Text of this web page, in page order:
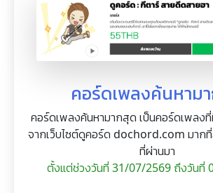
คอร์ดเพลงค้นหาม
คอร์ดเพลงค้นหามากสุด เป็นคอร์ดเพลง
จากเว็บไซต์ดูคอร์ด dochord.com มาก
ที่ผ่านมา
ตั้งแต่ช่วงวันที่ 31/07/2569 ถึงวันที่